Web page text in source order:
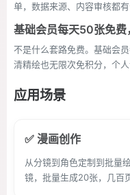
单，数据来源、内容审核都
基础会员每天50张免费
不是什么套路免费。基础会
清精绘也无限次免积分，个人
应用场景
✅ 漫画创作
从分镜到角色定制到批量
镜，批量生成20张，几百